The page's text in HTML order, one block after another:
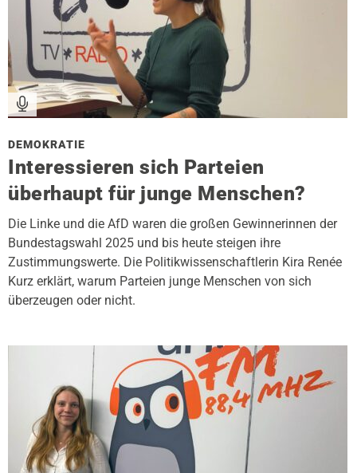
DEMOKRATIE
Interessieren sich Parteien
überhaupt für junge Menschen?
Die Linke und die AfD waren die großen Gewinnerinnen der
Bundestagswahl 2025 und bis heute steigen ihre
Zustimmungswerte. Die Politikwissenschaftlerin Kira Renée
Kurz erklärt, warum Parteien junge Menschen von sich
überzeugen oder nicht.